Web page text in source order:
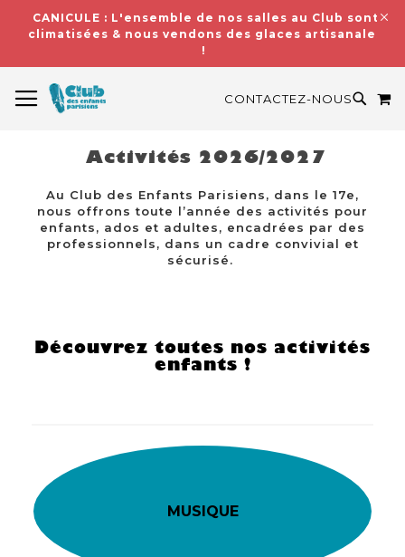
CANICULE : L'ensemble de nos salles au Club sont
climatisées & nous vendons des glaces artisanales
!
CONTACTEZ-NOUS
Activités 2026/2027
Au Club des Enfants Parisiens, dans le 17e,
nous offrons toute l’année des activités pour
enfants, ados et adultes, encadrées par des
professionnels, dans un cadre convivial et
sécurisé.
Découvrez toutes nos activités
enfants !
MUSIQUE